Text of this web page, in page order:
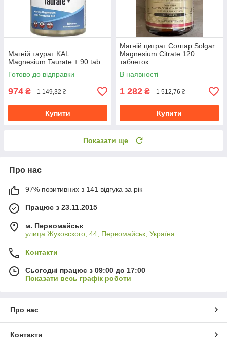
Магній таурат KAL
Magnesium Taurate + 90 tab
Готово до відправки
974 ₴ 1 149,32 ₴
Купити
Магній цитрат Солгар Solgar
Magnesium Citrate 120
таблеток
В наявності
1 282 ₴ 1 512,76 ₴
Купити
Показати ще
Про нас
97% позитивних з 141 відгука за рік
Працює з 23.11.2015
м. Первомайськ
улица Жуковского, 44, Первомайськ, Україна
Контакти
Сьогодні працює з 09:00 до 17:00
Показати весь графік роботи
Про нас
Контакти